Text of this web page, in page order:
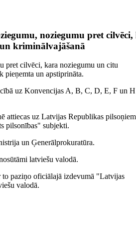
noziegumu pret cilvēci,
kriminālvajāšanā
pret cilvēci, kara noziegumu un citu
pieņemta un apstiprināta.
uz Konvencijas A, B, C, D, E, F un H
attiecas uz Latvijas Republikas
pilsonības" subjekti.
un Ģenerālprokuratūra.
latviešu valodā.
to paziņo oficiālajā izdevumā "Latvijas
valodā.